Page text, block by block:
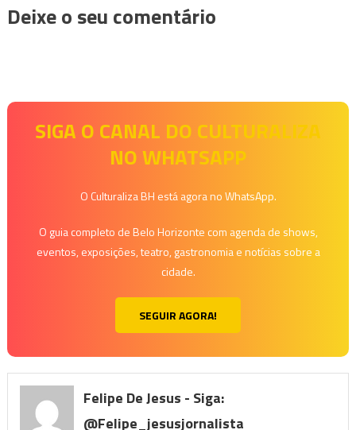
Deixe o seu comentário
SIGA O CANAL DO CULTURALIZA
NO WHATSAPP
O Culturaliza BH está agora no WhatsApp.
O guia completo de Belo Horizonte com agenda de shows,
eventos, exposições, teatro, gastronomia e notícias sobre a
cidade.
SEGUIR AGORA!
Felipe De Jesus - Siga:
@felipe_jesusjornalista